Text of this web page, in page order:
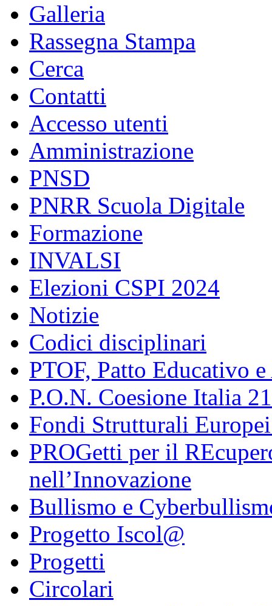
Galleria
Rassegna Stampa
Cerca
Contatti
Accesso utenti
Amministrazione
PNSD
PNRR Scuola Digitale
Formazione
INVALSI
Elezioni CSPI 2024
Notizie
Codici disciplinari
PTOF, Patto Educativo
P.O.N. Coesione Italia
Fondi Strutturali
PROGetti per il
nell’Innovazione
Bullismo e
Progetto Iscol@
Progetti
Circolari